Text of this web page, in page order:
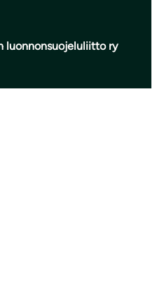
luonnonsuojeluliitto ry